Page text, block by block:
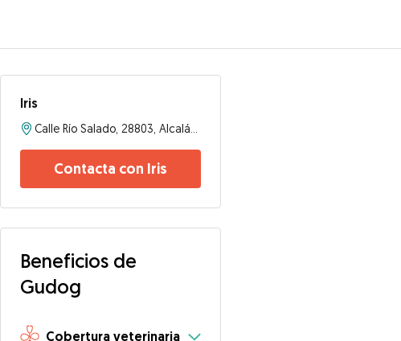
Iris
Contacta con Iris
Beneficios de
Gudog
Cobertura veterinaria